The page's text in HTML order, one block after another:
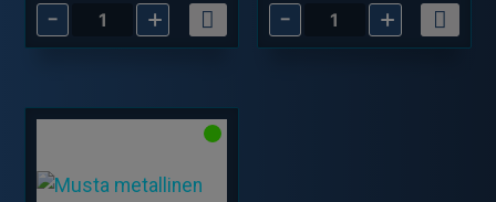
-
Sormisuoja
50*50mm
määrä
+ -
Sormisuoja
40*40mm
+